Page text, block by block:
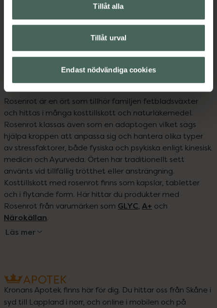
Tillåt alla
Tillåt urval
Endast nödvändiga cookies
Kampanjpris online
Mer info Mer info
Rosenrot
Rosenrot är en ört som tillhör familjen fetbladsväxter
och hittas i många kosttillskott och naturläkemedel.
Rosenrot klassas även som en adaptogen vilket sägs
hjälpa kroppen att anpassa sig och hantera olika typer
av stressfaktorer, både fysiska och psykiska enligt kinesisk
medicin och Ayurveda. Örten har traditionellt sett
använts vid tillfällig trötthet eller ansträngning.
Kosttillskott med rosenrot finns som kapslar, tabletter
och i flytande form. Här hittar du produkter med
Rosenrot från varumärken som GLYC, A+
Närokällan.
Läs mer
Kronans Apotek finns här för dig. Du hittar oss från Skåne i
syd till Lappland i norr, och online i mobilen och på